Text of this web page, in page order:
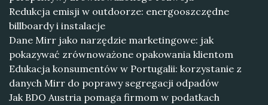
Redukcja emisji w outdoorze: energooszczędne
billboardy i instalacje
Dane Mirr jako narzędzie marketingowe: jak
pokazywać zrównoważone opakowania klientom
Edukacja konsumentów w Portugalii: korzystanie z
danych Mirr do poprawy segregacji odpadów
Jak BDO Austria pomaga firmom w podatkach